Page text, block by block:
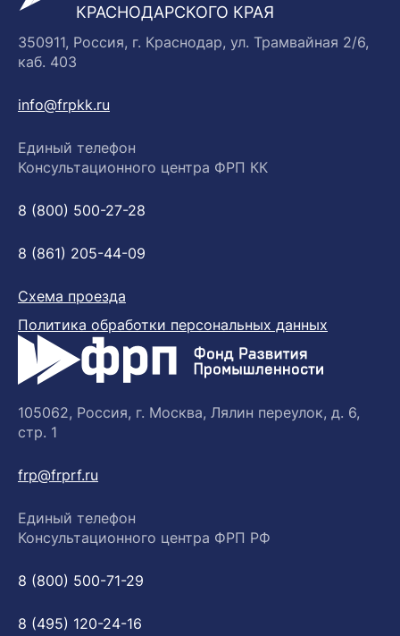
КРАСНОДАРСКОГО КРАЯ
350911, Россия, г. Краснодар, ул. Трамвайная 2/6,
каб. 403
info@frpkk.ru
Единый телефон
Консультационного центра ФРП КК
8 (800) 500-27-28
8 (861) 205-44-09
Схема проезда
Политика обработки персональных данных
105062, Россия, г. Москва, Лялин переулок, д. 6,
стр. 1
frp@frprf.ru
Единый телефон
Консультационного центра ФРП РФ
8 (800) 500-71-29
8 (495) 120-24-16